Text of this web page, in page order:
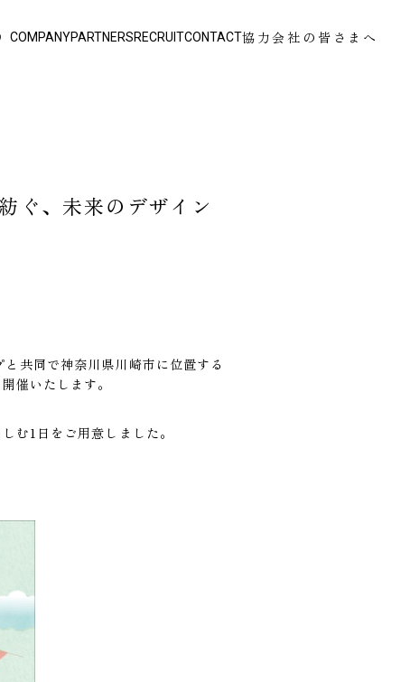
COMPANYPARTNERSRECRUITCONTACT協力会社の皆さまへ
ぐ、未来のデザイン
共同で神奈川県川崎市に位置する
催いたします。
む1日をご用意しました。